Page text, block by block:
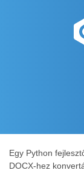
Egy Python
DOCX-hez